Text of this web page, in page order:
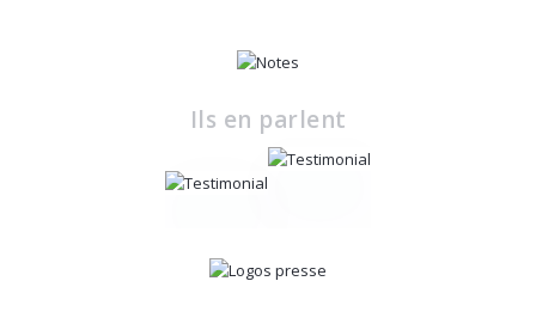
Ils en parlent